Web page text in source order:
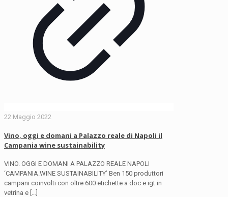
22 Maggio 2022
Vino, oggi e domani a Palazzo reale di Napoli il
Campania wine sustainability
VINO. OGGI E DOMANI A PALAZZO REALE NAPOLI
‘CAMPANIA.WINE SUSTAINABILITY’ Ben 150 produttori
campani coinvolti con oltre 600 etichette a doc e igt in
vetrina e